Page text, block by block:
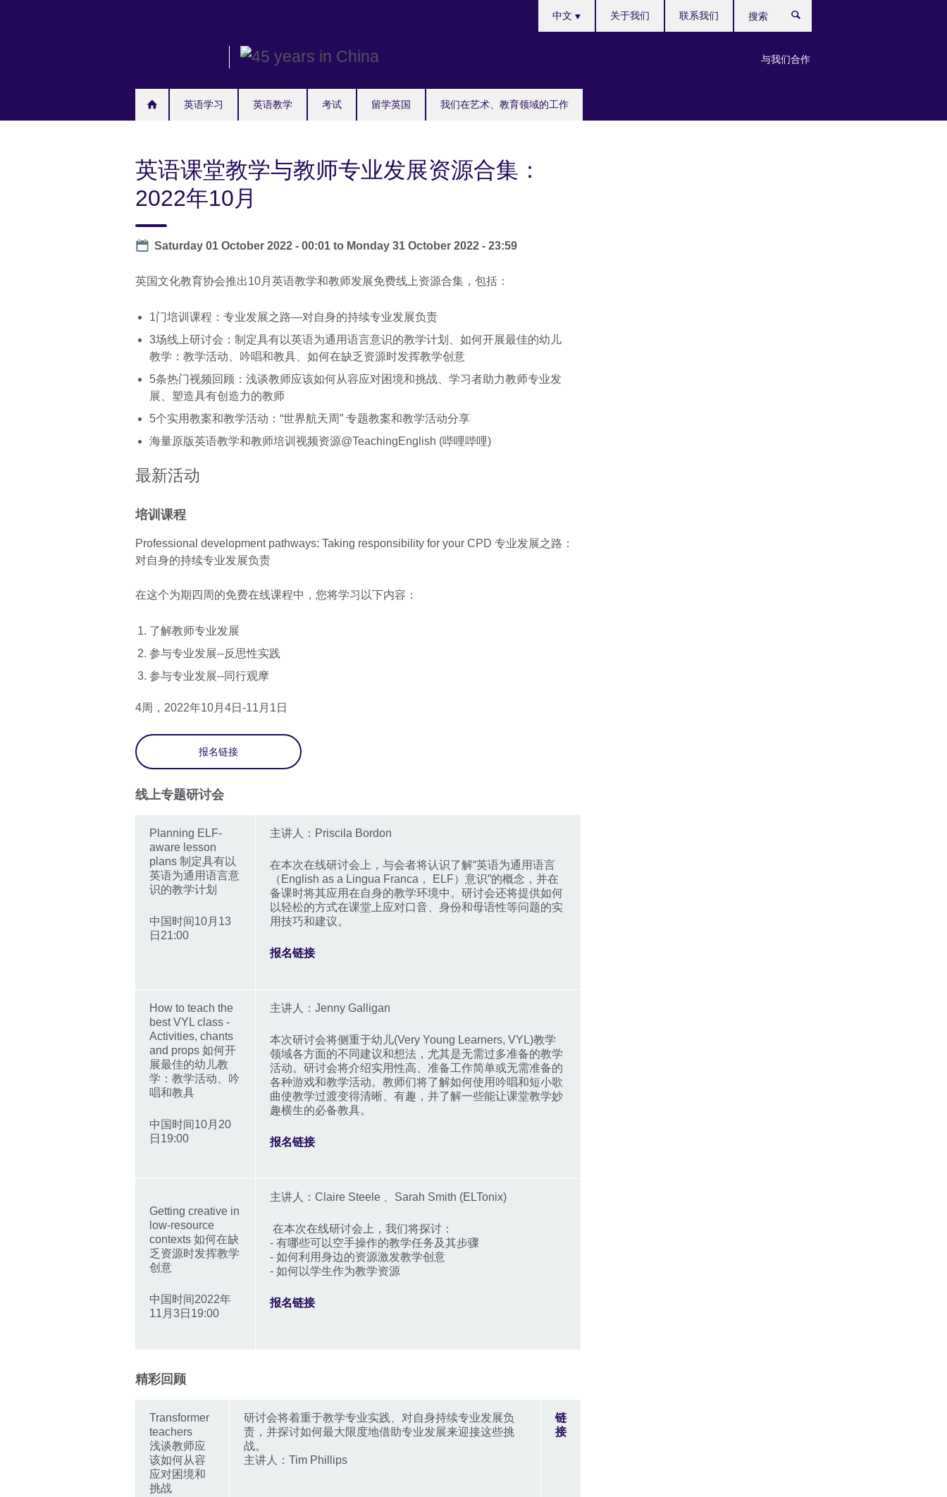
英语学习 英语教学 考试 留学英国 我们在艺术、教育领域的工作
your
中文
与我们合作
关于我们 联系我们
索
英语课堂教学与教师专业发展资源合集：
2022年10月
Date
Saturday 01 October 2022 - 00:01 to Monday 31 October 2022 - 23:59
英国文化教育协会推出10月英语教学和教师发展免费线上资源合集，包括：
1门培训课程：专业发展之路—对自身的持续专业发展负责
3场线上研讨会：制定具有以英语为通用语言意识的教学计划、如何开展最佳的幼儿
教学：教学活动、吟唱和教具、如何在缺乏资源时发挥教学创意
5条热门视频回顾：浅谈教师应该如何从容应对困境和挑战、学习者助力教师专业发
展、塑造具有创造力的教师
5个实用教案和教学活动：“世界航天周” 专题教案和教学活动分享
海量原版英语教学和教师培训视频资源@TeachingEnglish (哔哩哔哩)
最新活动
培训课程
Professional development pathways: Taking responsibility for your CPD 专业发展之路：
对自身的持续专业发展负责
在这个为期四周的免费在线课程中，您将学习以下内容：
了解教师专业发展
参与专业发展--反思性实践
参与专业发展--同行观摩
4周，2022年10月4日-11月1日
报名链接
线上专题研讨会
Planning ELF-
aware lesson
plans 制定具有以
英语为通用语言意
识的教学计划
中国时间10月13
日21:00
主讲人：Priscila Bordon
在本次在线研讨会上，与会者将认识了解“英语为通用语言
（English as a Lingua Franca， ELF）意识”的概念，并在
备课时将其应用在自身的教学环境中。研讨会还将提供如何
以轻松的方式在课堂上应对口音、身份和母语性等问题的实
用技巧和建议。
报名链接
How to teach the
best VYL class -
Activities, chants
and props 如何开
展最佳的幼儿教
学：教学活动、吟
唱和教具
中国时间10月20
日19:00
主讲人：Jenny Galligan
本次研讨会将侧重于幼儿(Very Young Learners, VYL)教学
领域各方面的不同建议和想法，尤其是无需过多准备的教学
活动。研讨会将介绍实用性高、准备工作简单或无需准备的
各种游戏和教学活动。教师们将了解如何使用吟唱和短小歌
曲使教学过渡变得清晰、有趣，并了解一些能让课堂教学妙
趣横生的必备教具。
报名链接
Getting creative in
low-resource
contexts 如何在缺
乏资源时发挥教学
创意
中国时间2022年
11月3日19:00
主讲人：Claire Steele 、Sarah Smith (ELTonix)
在本次在线研讨会上，我们将探讨：
- 有哪些可以空手操作的教学任务及其步骤
- 如何利用身边的资源激发教学创意
- 如何以学生作为教学资源
报名链接
精彩回顾
Transformer
teachers
浅谈教师应
该如何从容
应对困境和
挑战
研讨会将着重于教学专业实践、对自身持续专业发展负
责，并探讨如何最大限度地借助专业发展来迎接这些挑
战。
主讲人：Tim Phillips
链
接